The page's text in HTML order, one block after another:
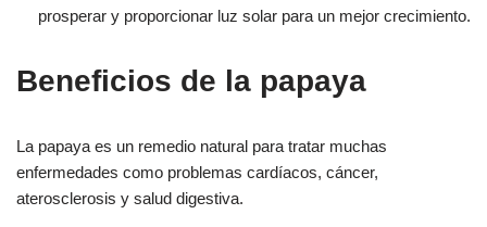
prosperar y proporcionar luz solar para un mejor crecimiento.
Beneficios de la papaya
La papaya es un remedio natural para tratar muchas
enfermedades como problemas cardíacos, cáncer,
aterosclerosis y salud digestiva.